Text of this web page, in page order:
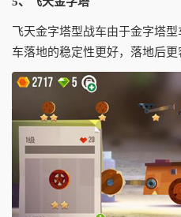
飞天金字塔型战车由于金字塔
车落地的稳定性更好，落地后更